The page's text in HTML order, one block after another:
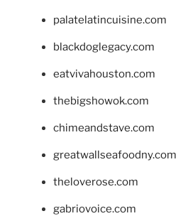
palatelatincuisine.com
blackdoglegacy.com
eatvivahouston.com
thebigshowok.com
chimeandstave.com
greatwallseafoodny.com
theloverose.com
gabriovoice.com